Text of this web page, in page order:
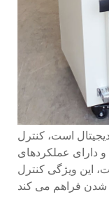
است، کنترل
و دارای عملکردهای
این ویژگی کنترل